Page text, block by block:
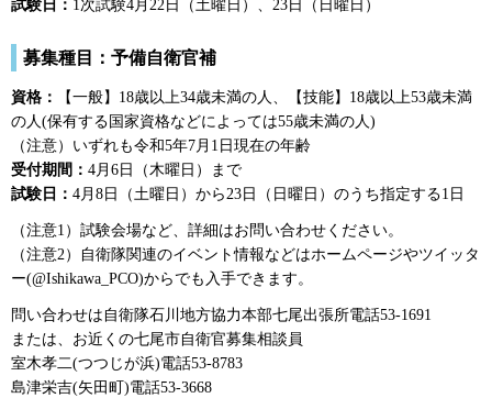
試験日： 1次試験4月22日（土曜日）、23日（日曜日）
募集種目：予備自衛官補
資格：
【一般】18歳以上34歳未満の人、【技能】18歳以上53歳未満
の人(保有する国家資格などによっては55歳未満の人)
（注意）いずれも令和5年7月1日現在の年齢
受付期間： 4月6日（木曜日）まで
試験日： 4月8日（土曜日）から23日（日曜日）のうち指定する1日
（注意1）試験会場など、詳細はお問い合わせください。
（注意2）自衛隊関連のイベント情報などはホームページやツイッタ
ー(@Ishikawa_PCO)からでも入手できます。
問い合わせは自衛隊石川地方協力本部七尾出張所電話53-1691
または、お近くの七尾市自衛官募集相談員
室木孝二(つつじが浜)電話53-8783
島津栄吉(矢田町)電話53-3668